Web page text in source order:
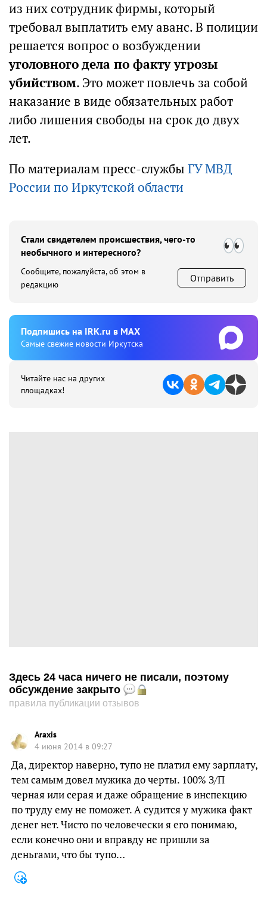
из них сотрудник фирмы, который
требовал выплатить ему аванс. В полиции
решается вопрос о возбуждении
уголовного дела по факту угрозы
убийством. Это может повлечь за собой
наказание в виде обязательных работ
либо лишения свободы на срок до двух
лет.
По материалам пресс-службы ГУ МВД
России по Иркутской области
Стали свидетелем происшествия, чего-то
необычного и интересного?
Сообщите, пожалуйста, об этом в
редакцию
Отправить
Подпишиcь на IRK.ru в MAX
Cамые свежие новости Иркутска
Читайте нас на других
площадках!
Здесь 24 часа ничего не писали, поэтому
обсуждение закрыто
правила публикации отзывов
Araxis
4 июня 2014 в 09:27
Да, директор наверно, тупо не платил ему зарплату,
тем самым довел мужика до черты. 100% З/П
черная или серая и даже обращение в инспекцию
по труду ему не поможет. А судится у мужика факт
денег нет. Чисто по человечески я его понимаю,
если конечно они и вправду не пришли за
деньгами, что бы тупо…